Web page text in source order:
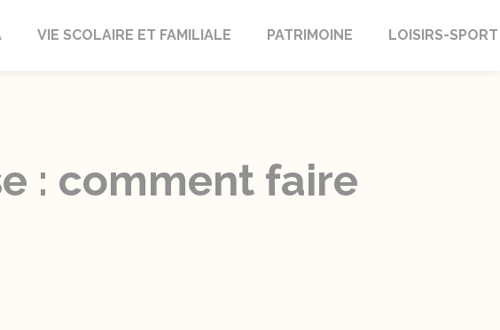
VIE SCOLAIRE ET FAMILIALE PATRIMOINE LOISIRS-SPORT
: comment faire